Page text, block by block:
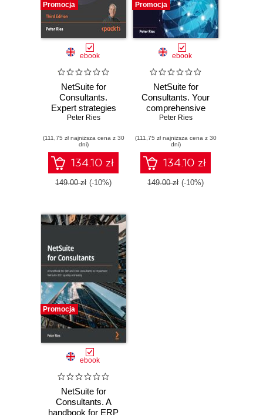
Promocja
ebook
NetSuite for
Consultants.
Expert strategies
to streamline and
implementations in
NetSuite 2025.1 -
Third Edition
Peter Ries
(111,75 zł najniższa cena z 30
dni)
134.10 zł
149.00 zł (-10%)
Promocja
ebook
NetSuite for
Consultants. Your
comprehensive
guide to becoming
NetSuite
consultant in 2023
- Second Edition
Peter Ries
(111,75 zł najniższa cena z 30
dni)
134.10 zł
149.00 zł (-10%)
Promocja
ebook
NetSuite for
Consultants. A
handbook for ERP